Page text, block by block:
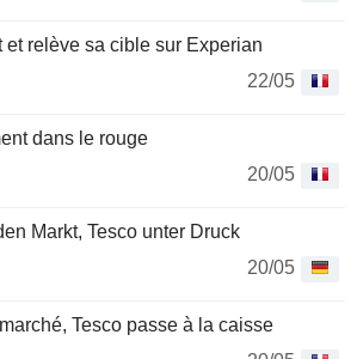
et relève sa cible sur Experian
22/05
dans le rouge
20/05
Markt, Tesco unter Druck
20/05
Tesco passe à la caisse